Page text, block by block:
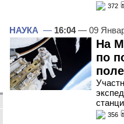
372
НАУКА — 16:04— 09
На
по
356